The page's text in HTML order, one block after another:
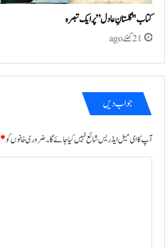
کتاب "گلستانِ عادل” پر ایک تبصرہ
21 گھنٹے ago
جواب دیں
آپ کا ای میل ایڈریس شائع نہیں کیا جائے گا۔ضروری خانوں کو*